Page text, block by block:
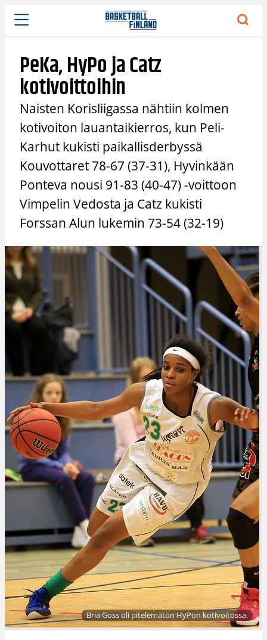
Siirry
sisältöön
PeKa, HyPo ja Catz
kotivoittoihin
Naisten Korisliigassa nähtiin kolmen
kotivoiton lauantaikierros, kun Peli-
Karhut kukisti paikallisderbyssä
Kouvottaret 78-67 (37-31), Hyvinkään
Ponteva nousi 91-83 (40-47) -voittoon
Vimpelin Vedosta ja Catz kukisti
Forssan Alun lukemin 73-54 (32-19)
Bria Goss oli pitelemätön HyPon kotivoitossa.